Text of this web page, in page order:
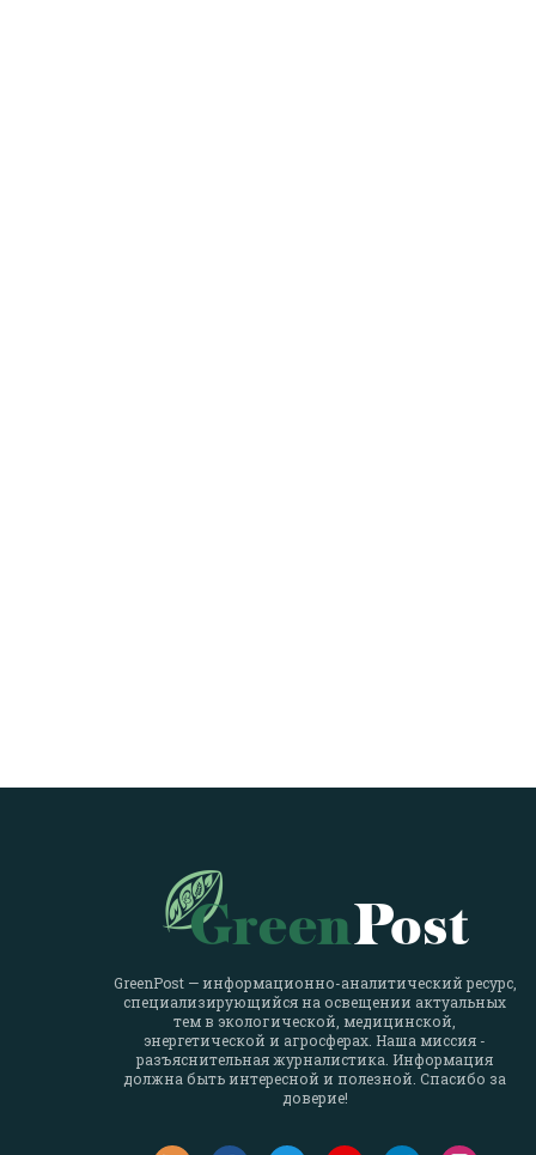
GreenPost — информационно-аналитический ресурс,
специализирующийся на освещении актуальных
тем в экологической, медицинской,
энергетической и агросферах. Наша миссия -
разъяснительная журналистика. Информация
должна быть интересной и полезной. Спасибо за
доверие!